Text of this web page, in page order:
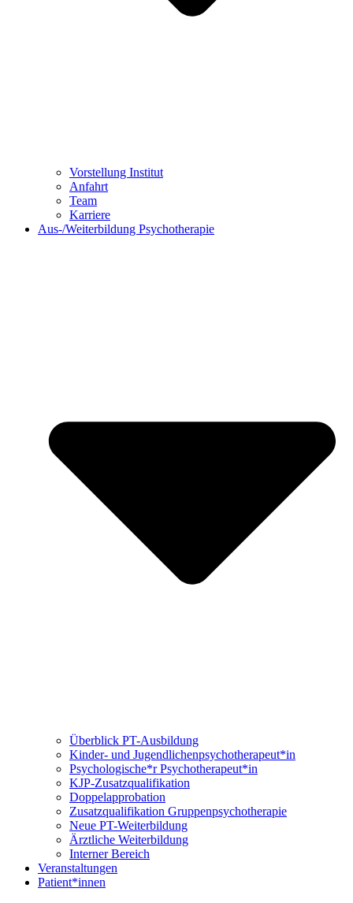
Vorstellung Institut
Anfahrt
Team
Karriere
Aus-/Weiterbildung Psychotherapie
Überblick PT-Ausbildung
Kinder- und Jugendlichenpsychotherapeut*in
Psychologische*r Psychotherapeut*in
KJP-Zusatzqualifikation
Doppelapprobation
Zusatzqualifikation Gruppenpsychotherapie
Neue PT-Weiterbildung
Ärztliche Weiterbildung
Interner Bereich
Veranstaltungen
Patient*innen